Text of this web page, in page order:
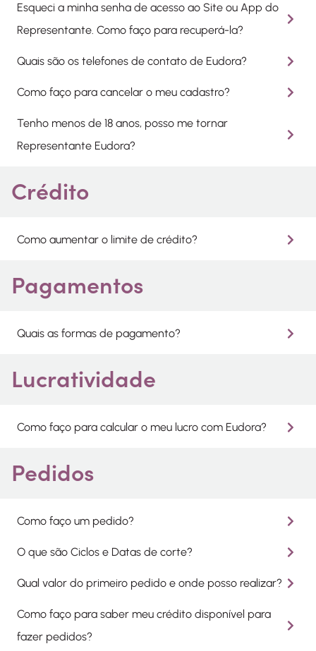
Esqueci a minha senha de acesso ao Site ou App do
Representante. Como faço para recuperá-la?
Quais são os telefones de contato de Eudora?
Como faço para cancelar o meu cadastro?
Tenho menos de 18 anos, posso me tornar
Representante Eudora?
Crédito
Como aumentar o limite de crédito?
Pagamentos
Quais as formas de pagamento?
Lucratividade
Como faço para calcular o meu lucro com Eudora?
Pedidos
Como faço um pedido?
O que são Ciclos e Datas de corte?
Qual valor do primeiro pedido e onde posso realizar?
Como faço para saber meu crédito disponível para
fazer pedidos?